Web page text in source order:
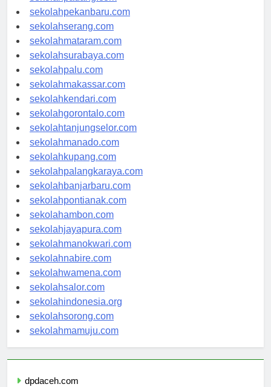
sekolahpadang.com
sekolahpekanbaru.com
sekolahserang.com
sekolahmataram.com
sekolahsurabaya.com
sekolahpalu.com
sekolahmakassar.com
sekolahkendari.com
sekolahgorontalo.com
sekolahtanjungselor.com
sekolahmanado.com
sekolahkupang.com
sekolahpalangkaraya.com
sekolahbanjarbaru.com
sekolahpontianak.com
sekolahambon.com
sekolahjayapura.com
sekolahmanokwari.com
sekolahnabire.com
sekolahwamena.com
sekolahsalor.com
sekolahindonesia.org
sekolahsorong.com